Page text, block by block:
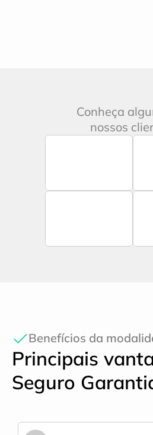
Conheça
nossos
Benefícios da
Principais
Seguro